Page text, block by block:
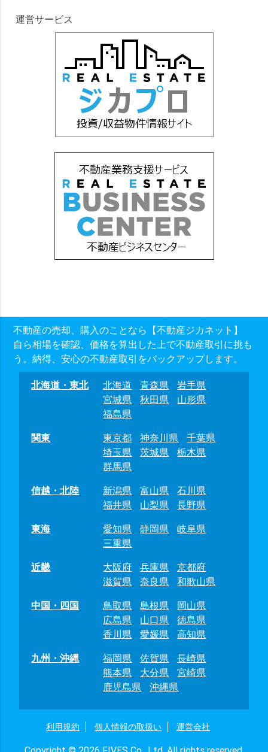
運営サービス
不動産の売却、購入のことなら【不動産ジカネット】
自ら相場を確認、価格を算出した上で不動産取引に挑も
う。納得、安心の不動産取引をバックアップします。
北海道・東北 北海道 青森県
岩手県
宮城県
秋田県
山形県
福島県
関東
東京都 神奈川県
千葉県
埼玉県
茨城県
栃木県
群馬県
信越・北陸
新潟県 富山県
石川県
福井県
山梨県
長野県
東海
愛知県 静岡県
岐阜県
三重県
近畿
大阪府 兵庫県
京都府
滋賀県
奈良県
和歌山県
中国・四国
鳥取県 島根県
岡山県
広島県
山口県
徳島県
香川県
愛媛県
高知県
九州・沖縄
福岡県 佐賀県
長崎県
熊本県
大分県
宮崎県
鹿児島県
沖縄県
利用規約 個人情報の取扱い 運営会社